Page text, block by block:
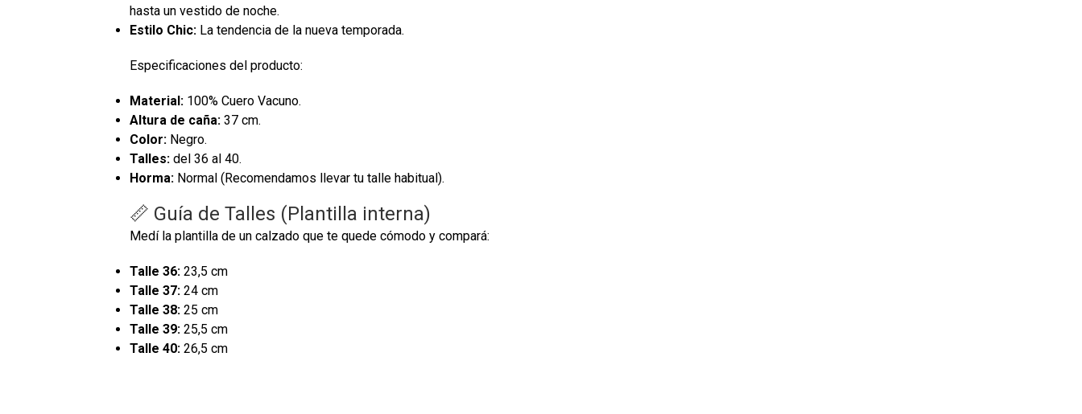
hasta un vestido de noche.
Estilo Chic: La tendencia de la nueva temporada.
Especificaciones del producto:
Material: 100% Cuero Vacuno.
Altura de caña: 37 cm.
Color: Negro.
Talles: del 36 al 40.
Horma: Normal (Recomendamos llevar tu talle habitual).
📏 Guía de Talles (Plantilla interna)
Medí la plantilla de un calzado que te quede cómodo y compará:
Talle 36: 23,5 cm
Talle 37: 24 cm
Talle 38: 25 cm
Talle 39: 25,5 cm
Talle 40: 26,5 cm